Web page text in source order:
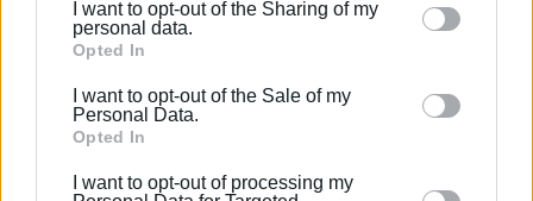
Please note that this website/app uses one or more
Google services and may gather and store information
behaviour. You may click to grant or deny consent to
Google and its third-party tags to use your data for
section.
I want to opt-out of the Sharing of my
personal data.
Opted In
I want to opt-out of the Sale of my
Personal Data.
Opted In
I want to opt-out of processing my
φωτογραφική τεκμηρίωση του κάθε κτηρίου,
προκειμένου να προσδιοριστεί ο βαθμός προστασίας
του σε κατηγορίες (όπως: απόλυτη προστασία,
προστασία κελύφους κλπ.), σε συνεργασία με τις
αρμόδιες υπηρεσίες του ΥΠΠΟΑ.
Αξίζει να σημειωθεί ότι η Ειδική Πολεοδομική Μελέτη